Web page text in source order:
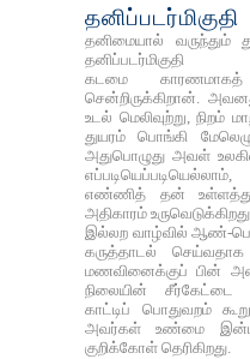
தனிப்படர்மிகுதி
தனிமையால் வருந்தும்
தனிப்படர்மிகுதி
கடமை
சென்றிருக்கிறான்.
உடல் மெலிவுற்று, நிறம்
துயரம்‌ பொங்கி
அதுபொழுது அவள்
எண்ணித் தன் உள்ளத்து
அதிகாரம்
இல்லற வாழ்வில் ஆண்-
கருத்தாடல்
மணவினைக்குப் பின்
நிலையின்
காட்டிப் பொதுவறம்
அவர்கள் உண்மை
குறிக்கோள் தெரிகிறது.